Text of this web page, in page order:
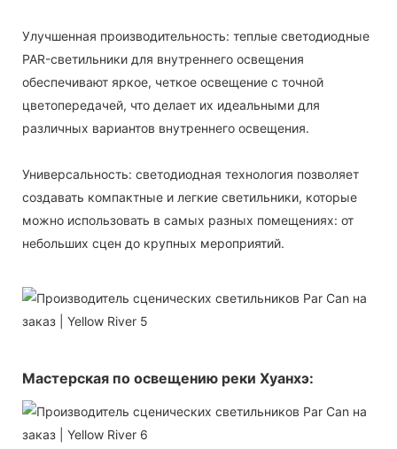
Улучшенная производительность: теплые светодиодные
PAR-светильники для внутреннего освещения
обеспечивают яркое, четкое освещение с точной
цветопередачей, что делает их идеальными для
различных вариантов внутреннего освещения.
Универсальность: светодиодная технология позволяет
создавать компактные и легкие светильники, которые
можно использовать в самых разных помещениях: от
небольших сцен до крупных мероприятий.
Мастерская по освещению реки Хуанхэ: